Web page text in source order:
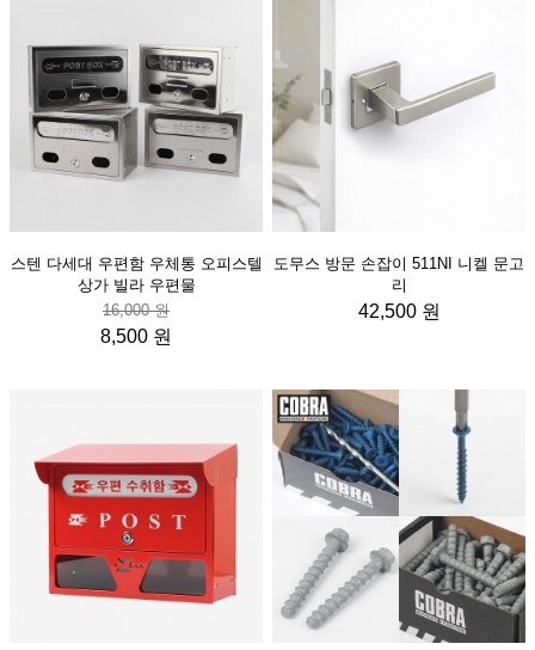
스텐 다세대 우편함 우체통 오피스텔
상가 빌라 우편물
16,000 원
8,500 원
도무스 방문 손잡이 511NI 니켈 문고
리
42,500 원